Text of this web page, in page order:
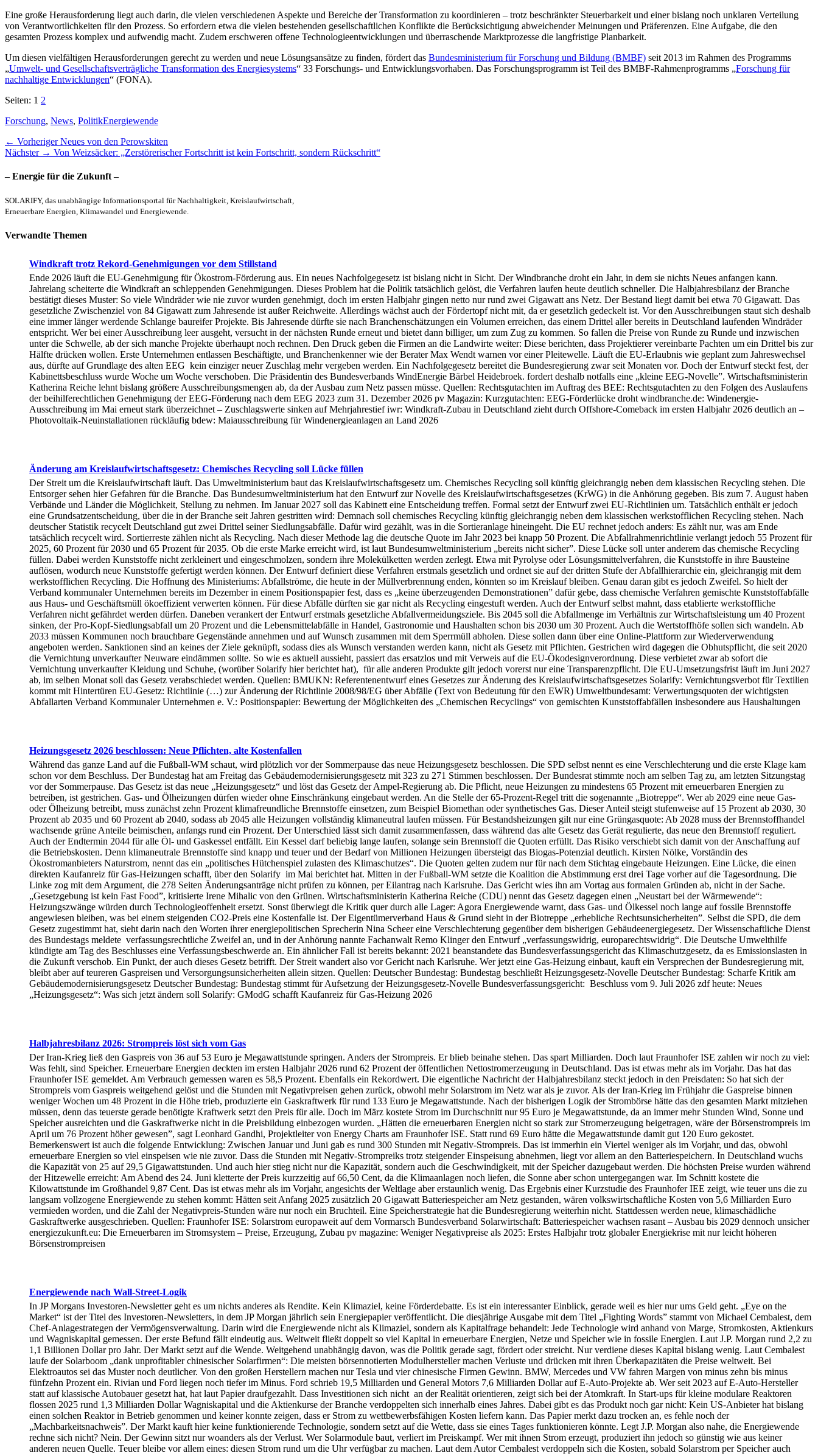
Eine große Herausforderung liegt auch darin, die vielen verschiedenen Aspekte und Bereiche der Transformation zu koordinieren – trotz beschränkter Steuerbarkeit und einer bislang noch unklaren Verteilung
von Verantwortlichkeiten für den Prozess. So erfordern etwa die vielen bestehenden gesellschaftlichen Konflikte die Berücksichtigung abweichender Meinungen und Präferenzen. Eine Aufgabe, die den
gesamten Prozess komplex und aufwendig macht. Zudem erschweren offene Technologieentwicklungen und überraschende Marktprozesse die langfristige Planbarkeit.
Um diesen vielfältigen Herausforderungen gerecht zu werden und neue Lösungsansätze zu finden, fördert das Bundesministerium für Forschung und Bildung (BMBF) seit 2013 im Rahmen des Programms
„Umwelt- und Gesellschaftsverträgliche Transformation des Energiesystems“ 33 Forschungs- und Entwicklungsvorhaben. Das Forschungsprogramm ist Teil des BMBF-Rahmenprogramms „Forschung für
nachhaltige Entwicklungen“ (FONA).
Seiten: 1 2
Kategorien
Forschung, News, PolitikSchlagworte
Energiewende
Beitragsnavigation
← Vorheriger Vorheriger
Beitrag:
Neues von den Perowskiten
Nächster → Nächster
Von Weizsäcker: „Zerstörerischer Fortschritt ist kein Fortschritt, sondern Rückschritt“
– Energie für die Zukunft –
SOLARIFY, das unabhängige Informationsportal für Nachhaltigkeit, Kreislaufwirtschaft,
Erneuerbare Energien, Klimawandel und Energiewende.
Verwandte Themen
Windkraft trotz Rekord-Genehmigungen vor dem Stillstand
Ende 2026 läuft die EU-Genehmigung für Ökostrom-Förderung aus. Ein neues Nachfolgegesetz ist bislang nicht in Sicht. Der Windbranche droht ein Jahr, in dem sie nichts Neues anfangen kann.
Jahrelang scheiterte die Windkraft an schleppenden Genehmigungen. Dieses Problem hat die Politik tatsächlich gelöst, die Verfahren laufen heute deutlich schneller. Die Halbjahresbilanz der Branche
bestätigt dieses Muster: So viele Windräder wie nie zuvor wurden genehmigt, doch im ersten Halbjahr gingen netto nur rund zwei Gigawatt ans Netz. Der Bestand liegt damit bei etwa 70 Gigawatt. Das
gesetzliche Zwischenziel von 84 Gigawatt zum Jahresende ist außer Reichweite. Allerdings wächst auch der Fördertopf nicht mit, da er gesetzlich gedeckelt ist. Vor den Ausschreibungen staut sich deshalb
eine immer länger werdende Schlange baureifer Projekte. Bis Jahresende dürfte sie nach Branchenschätzungen ein Volumen erreichen, das einem Drittel aller bereits in Deutschland laufenden Windräder
entspricht. Wer bei einer Ausschreibung leer ausgeht, versucht in der nächsten Runde erneut und bietet dann billiger, um zum Zug zu kommen. So fallen die Preise von Runde zu Runde und inzwischen
unter die Schwelle, ab der sich manche Projekte überhaupt noch rechnen. Den Druck geben die Firmen an die Landwirte weiter: Diese berichten, dass Projektierer vereinbarte Pachten um ein Drittel bis zur
Hälfte drücken wollen. Erste Unternehmen entlassen Beschäftigte, und Branchenkenner wie der Berater Max Wendt warnen vor einer Pleitewelle. Läuft die EU-Erlaubnis wie geplant zum Jahreswechsel
aus, dürfte auf Grundlage des alten EEG kein einziger neuer Zuschlag mehr vergeben werden. Ein Nachfolgegesetz bereitet die Bundesregierung zwar seit Monaten vor. Doch der Entwurf steckt fest, der
Kabinettsbeschluss wurde Woche um Woche verschoben. Die Präsidentin des Bundesverbands WindEnergie Bärbel Heidebroek. fordert deshalb notfalls eine „kleine EEG-Novelle”. Wirtschaftsministerin
Katherina Reiche lehnt bislang größere Ausschreibungsmengen ab, da der Ausbau zum Netz passen müsse. Quellen: Rechtsgutachten im Auftrag des BEE: Rechtsgutachten zu den Folgen des Auslaufens
der beihilferechtlichen Genehmigung der EEG-Förderung nach dem EEG 2023 zum 31. Dezember 2026 pv Magazin: Kurzgutachten: EEG-Förderlücke droht windbranche.de: Windenergie-
Ausschreibung im Mai erneut stark überzeichnet – Zuschlagswerte sinken auf Mehrjahrestief iwr: Windkraft-Zubau in Deutschland zieht durch Offshore-Comeback im ersten Halbjahr 2026 deutlich an –
Photovoltaik-Neuinstallationen rückläufig bdew: Maiausschreibung für Windenergieanlagen an Land 2026
Änderung am Kreislaufwirtschaftsgesetz: Chemisches Recycling soll Lücke füllen
Der Streit um die Kreislaufwirtschaft läuft. Das Umweltministerium baut das Kreislaufwirtschaftsgesetz um. Chemisches Recycling soll künftig gleichrangig neben dem klassischen Recycling stehen. Die
Entsorger sehen hier Gefahren für die Branche. Das Bundesumweltministerium hat den Entwurf zur Novelle des Kreislaufwirtschaftsgesetzes (KrWG) in die Anhörung gegeben. Bis zum 7. August haben
Verbände und Länder die Möglichkeit, Stellung zu nehmen. Im Januar 2027 soll das Kabinett eine Entscheidung treffen. Formal setzt der Entwurf zwei EU-Richtlinien um. Tatsächlich enthält er jedoch
eine Grundsatzentscheidung, über die in der Branche seit Jahren gestritten wird: Demnach soll chemisches Recycling künftig gleichrangig neben dem klassischen werkstofflichen Recycling stehen. Nach
deutscher Statistik recycelt Deutschland gut zwei Drittel seiner Siedlungsabfälle. Dafür wird gezählt, was in die Sortieranlage hineingeht. Die EU rechnet jedoch anders: Es zählt nur, was am Ende
tatsächlich recycelt wird. Sortierreste zählen nicht als Recycling. Nach dieser Methode lag die deutsche Quote im Jahr 2023 bei knapp 50 Prozent. Die Abfallrahmenrichtlinie verlangt jedoch 55 Prozent für
2025, 60 Prozent für 2030 und 65 Prozent für 2035. Ob die erste Marke erreicht wird, ist laut Bundesumweltministerium „bereits nicht sicher”. Diese Lücke soll unter anderem das chemische Recycling
füllen. Dabei werden Kunststoffe nicht zerkleinert und eingeschmolzen, sondern ihre Molekülketten werden zerlegt. Etwa mit Pyrolyse oder Lösungsmittelverfahren, die Kunststoffe in ihre Bausteine
auflösen, wodurch neue Kunststoffe gefertigt werden können. Der Entwurf definiert diese Verfahren erstmals gesetzlich und ordnet sie auf der dritten Stufe der Abfallhierarchie ein, gleichrangig mit dem
werkstofflichen Recycling. Die Hoffnung des Ministeriums: Abfallströme, die heute in der Müllverbrennung enden, könnten so im Kreislauf bleiben. Genau daran gibt es jedoch Zweifel. So hielt der
Verband kommunaler Unternehmen bereits im Dezember in einem Positionspapier fest, dass es „keine überzeugenden Demonstrationen” dafür gebe, dass chemische Verfahren gemischte Kunststoffabfälle
aus Haus- und Geschäftsmüll ökoeffizient verwerten können. Für diese Abfälle dürften sie gar nicht als Recycling eingestuft werden. Auch der Entwurf selbst mahnt, dass etablierte werkstoffliche
Verfahren nicht gefährdet werden dürfen. Daneben verankert der Entwurf erstmals gesetzliche Abfallvermeidungsziele. Bis 2045 soll die Abfallmenge im Verhältnis zur Wirtschaftsleistung um 40 Prozent
sinken, der Pro-Kopf-Siedlungsabfall um 20 Prozent und die Lebensmittelabfälle in Handel, Gastronomie und Haushalten schon bis 2030 um 30 Prozent. Auch die Wertstoffhöfe sollen sich wandeln. Ab
2033 müssen Kommunen noch brauchbare Gegenstände annehmen und auf Wunsch zusammen mit dem Sperrmüll abholen. Diese sollen dann über eine Online-Plattform zur Wiederverwendung
angeboten werden. Sanktionen sind an keines der Ziele geknüpft, sodass dies als Wunsch verstanden werden kann, nicht als Gesetz mit Pflichten. Gestrichen wird dagegen die Obhutspflicht, die seit 2020
die Vernichtung unverkaufter Neuware eindämmen sollte. So wie es aktuell aussieht, passiert das ersatzlos und mit Verweis auf die EU-Ökodesignverordnung. Diese verbietet zwar ab sofort die
Vernichtung unverkaufter Kleidung und Schuhe, (worüber Solarify hier berichtet hat), für alle anderen Produkte gilt jedoch vorerst nur eine Transparenzpflicht. Die EU-Umsetzungsfrist läuft im Juni 2027
ab, im selben Monat soll das Gesetz verabschiedet werden. Quellen: BMUKN: Referentenentwurf eines Gesetzes zur Änderung des Kreislaufwirtschaftsgesetzes Solarify: Vernichtungsverbot für Textilien
kommt mit Hintertüren EU-Gesetz: Richtlinie (…) zur Änderung der Richtlinie 2008/98/EG über Abfälle (Text von Bedeutung für den EWR) Umweltbundesamt: Verwertungsquoten der wichtigsten
Abfallarten Verband Kommunaler Unternehmen e. V.: Positionspapier: Bewertung der Möglichkeiten des „Chemischen Recyclings“ von gemischten Kunststoffabfällen insbesondere aus Haushaltungen
Heizungsgesetz 2026 beschlossen: Neue Pflichten, alte Kostenfallen
Während das ganze Land auf die Fußball-WM schaut, wird plötzlich vor der Sommerpause das neue Heizungsgesetz beschlossen. Die SPD selbst nennt es eine Verschlechterung und die erste Klage kam
schon vor dem Beschluss. Der Bundestag hat am Freitag das Gebäudemodernisierungsgesetz mit 323 zu 271 Stimmen beschlossen. Der Bundesrat stimmte noch am selben Tag zu, am letzten Sitzungstag
vor der Sommerpause. Das Gesetz ist das neue „Heizungsgesetz“ und löst das Gesetz der Ampel-Regierung ab. Die Pflicht, neue Heizungen zu mindestens 65 Prozent mit erneuerbaren Energien zu
betreiben, ist gestrichen. Gas- und Ölheizungen dürfen wieder ohne Einschränkung eingebaut werden. An die Stelle der 65-Prozent-Regel tritt die sogenannte „Biotreppe“. Wer ab 2029 eine neue Gas-
oder Ölheizung betreibt, muss zunächst zehn Prozent klimafreundliche Brennstoffe einsetzen, zum Beispiel Biomethan oder synthetisches Gas. Dieser Anteil steigt stufenweise auf 15 Prozent ab 2030, 30
Prozent ab 2035 und 60 Prozent ab 2040, sodass ab 2045 alle Heizungen vollständig klimaneutral laufen müssen. Für Bestandsheizungen gilt nur eine Grüngasquote: Ab 2028 muss der Brennstoffhandel
wachsende grüne Anteile beimischen, anfangs rund ein Prozent. Der Unterschied lässt sich damit zusammenfassen, dass während das alte Gesetz das Gerät regulierte, das neue den Brennstoff reguliert.
Auch der Endtermin 2044 für alle Öl- und Gaskessel entfällt. Ein Kessel darf beliebig lange laufen, solange sein Brennstoff die Quoten erfüllt. Das Risiko verschiebt sich damit von der Anschaffung auf
die Betriebskosten. Denn klimaneutrale Brennstoffe sind knapp und teuer und der Bedarf von Millionen Heizungen übersteigt das Biogas-Potenzial deutlich. Kirsten Nölke, Vorständin des
Ökostromanbieters Naturstrom, nennt das ein „politisches Hütchenspiel zulasten des Klimaschutzes“. Die Quoten gelten zudem nur für nach dem Stichtag eingebaute Heizungen. Eine Lücke, die einen
direkten Kaufanreiz für Gas-Heizungen schafft, über den Solarify im Mai berichtet hat. Mitten in der Fußball-WM setzte die Koalition die Abstimmung erst drei Tage vorher auf die Tagesordnung. Die
Linke zog mit dem Argument, die 278 Seiten Änderungsanträge nicht prüfen zu können, per Eilantrag nach Karlsruhe. Das Gericht wies ihn am Vortag aus formalen Gründen ab, nicht in der Sache.
„Gesetzgebung ist kein Fast Food”, kritisierte Irene Mihalic von den Grünen. Wirtschaftsministerin Katherina Reiche (CDU) nennt das Gesetz dagegen einen „Neustart bei der Wärmewende“:
Heizungszwänge würden durch Technologieoffenheit ersetzt. Sonst überwiegt die Kritik quer durch alle Lager: Agora Energiewende warnt, dass Gas- und Ölkessel noch lange auf fossile Brennstoffe
angewiesen bleiben, was bei einem steigenden CO2-Preis eine Kostenfalle ist. Der Eigentümerverband Haus & Grund sieht in der Biotreppe „erhebliche Rechtsunsicherheiten”. Selbst die SPD, die dem
Gesetz zugestimmt hat, sieht darin nach den Worten ihrer energiepolitischen Sprecherin Nina Scheer eine Verschlechterung gegenüber dem bisherigen Gebäudeenergiegesetz. Der Wissenschaftliche Dienst
des Bundestags meldete verfassungsrechtliche Zweifel an, und in der Anhörung nannte Fachanwalt Remo Klinger den Entwurf „verfassungswidrig, europarechtswidrig“. Die Deutsche Umwelthilfe
kündigte am Tag des Beschlusses eine Verfassungsbeschwerde an. Ein ähnlicher Fall ist bereits bekannt: 2021 beanstandete das Bundesverfassungsgericht das Klimaschutzgesetz, da es Emissionslasten in
die Zukunft verschob. Ein Punkt, der auch dieses Gesetz betrifft. Der Streit wandert also vor Gericht nach Karlsruhe. Wer jetzt eine Gas-Heizung einbaut, kauft ein Versprechen der Bundesregierung mit,
bleibt aber auf teureren Gaspreisen und Versorgungsunsicherheiten allein sitzen. Quellen: Deutscher Bundestag: Bundestag beschließt Heizungsgesetz-Novelle Deutscher Bundestag: Scharfe Kritik am
Gebäudemodernisierungsgesetz Deutscher Bundestag: Bundestag stimmt für Aufsetzung der Heizungsgesetz-Novelle Bundesverfassungsgericht: Beschluss vom 9. Juli 2026 zdf heute: Neues
„Heizungsgesetz“: Was sich jetzt ändern soll Solarify: GModG schafft Kaufanreiz für Gas-Heizung 2026
Halbjahresbilanz 2026: Strompreis löst sich vom Gas
Der Iran-Krieg ließ den Gaspreis von 36 auf 53 Euro je Megawattstunde springen. Anders der Strompreis. Er blieb beinahe stehen. Das spart Milliarden. Doch laut Fraunhofer ISE zahlen wir noch zu viel:
Was fehlt, sind Speicher. Erneuerbare Energien deckten im ersten Halbjahr 2026 rund 62 Prozent der öffentlichen Nettostromerzeugung in Deutschland. Das ist etwas mehr als im Vorjahr. Das hat das
Fraunhofer ISE gemeldet. Am Verbrauch gemessen waren es 58,5 Prozent. Ebenfalls ein Rekordwert. Die eigentliche Nachricht der Halbjahresbilanz steckt jedoch in den Preisdaten: So hat sich der
Strompreis vom Gaspreis weitgehend gelöst und die Stunden mit Negativpreisen gehen zurück, obwohl mehr Solarstrom im Netz war als je zuvor. Als der Iran-Krieg im Frühjahr die Gaspreise binnen
weniger Wochen um 48 Prozent in die Höhe trieb, produzierte ein Gaskraftwerk für rund 133 Euro je Megawattstunde. Nach der bisherigen Logik der Strombörse hätte das den gesamten Markt mitziehen
müssen, denn das teuerste gerade benötigte Kraftwerk setzt den Preis für alle. Doch im März kostete Strom im Durchschnitt nur 95 Euro je Megawattstunde, da an immer mehr Stunden Wind, Sonne und
Speicher ausreichten und die Gaskraftwerke nicht in die Preisbildung einbezogen wurden. „Hätten die erneuerbaren Energien nicht so stark zur Stromerzeugung beigetragen, wäre der Börsenstrompreis im
April um 76 Prozent höher gewesen”, sagt Leonhard Gandhi, Projektleiter von Energy Charts am Fraunhofer ISE. Statt rund 69 Euro hätte die Megawattstunde damit gut 120 Euro gekostet.
Bemerkenswert ist auch die folgende Entwicklung: Zwischen Januar und Juni gab es rund 300 Stunden mit Negativ-Strompreis. Das ist immerhin ein Viertel weniger als im Vorjahr, und das, obwohl
erneuerbare Energien so viel einspeisen wie nie zuvor. Dass die Stunden mit Negativ-Strompreiks trotz steigender Einspeisung abnehmen, liegt vor allem an den Batteriespeichern. In Deutschland wuchs
die Kapazität von 25 auf 29,5 Gigawattstunden. Und auch hier stieg nicht nur die Kapazität, sondern auch die Geschwindigkeit, mit der Speicher dazugebaut werden. Die höchsten Preise wurden während
der Hitzewelle erreicht: Am Abend des 24. Juni kletterte der Preis kurzzeitig auf 66,50 Cent, da die Klimaanlagen noch liefen, die Sonne aber schon untergegangen war. Im Schnitt kostete die
Kilowattstunde im Großhandel 9,87 Cent. Das ist etwas mehr als im Vorjahr, angesichts der Weltlage aber erstaunlich wenig. Das Ergebnis einer Kurzstudie des Fraunhofer IEE zeigt, wie teuer uns die zu
langsam vollzogene Energiewende zu stehen kommt: Hätten seit Anfang 2025 zusätzlich 20 Gigawatt Batteriespeicher am Netz gestanden, wären volkswirtschaftliche Kosten von 5,6 Milliarden Euro
vermieden worden, und die Zahl der Negativpreis-Stunden wäre nur noch ein Bruchteil. Eine Speicherstrategie hat die Bundesregierung weiterhin nicht. Stattdessen werden neue, klimaschädliche
Gaskraftwerke ausgeschrieben. Quellen: Fraunhofer ISE: Solarstrom europaweit auf dem Vormarsch Bundesverband Solarwirtschaft: Batteriespeicher wachsen rasant – Ausbau bis 2029 dennoch unsicher
energiezukunft.eu: Die Erneuerbaren im Stromsystem – Preise, Erzeugung, Zubau pv magazine: Weniger Negativpreise als 2025: Erstes Halbjahr trotz globaler Energiekrise mit nur leicht höheren
Börsenstrompreisen
Energiewende nach Wall-Street-Logik
In JP Morgans Investoren-Newsletter geht es um nichts anderes als Rendite. Kein Klimaziel, keine Förderdebatte. Es ist ein interessanter Einblick, gerade weil es hier nur ums Geld geht. „Eye on the
Market“ ist der Titel des Investoren-Newsletters, in dem JP Morgan jährlich sein Energiepapier veröffentlicht. Die diesjährige Ausgabe mit dem Titel „Fighting Words” stammt von Michael Cembalest, dem
Chef-Anlagestrategen der Vermögensverwaltung. Darin wird die Energiewende nicht als Klimaziel, sondern als Kapitalfrage behandelt: Jede Technologie wird anhand von Marge, Stromkosten, Aktienkurs
und Wagniskapital gemessen. Der erste Befund fällt eindeutig aus. Weltweit fließt doppelt so viel Kapital in erneuerbare Energien, Netze und Speicher wie in fossile Energien. Laut J.P. Morgan rund 2,2 zu
1,1 Billionen Dollar pro Jahr. Der Markt setzt auf die Wende. Weitgehend unabhängig davon, was die Politik gerade sagt, fördert oder streicht. Nur verdiene dieses Kapital bislang wenig. Laut Cembalest
laufe der Solarboom „dank unprofitabler chinesischer Solarfirmen“: Die meisten börsennotierten Modulhersteller machen Verluste und drücken mit ihren Überkapazitäten die Preise weltweit. Bei
Elektroautos sei das Muster noch deutlicher. Von den großen Herstellern machen nur Tesla und vier chinesische Firmen Gewinn. BMW, Mercedes und VW fahren Margen von minus zehn bis minus
fünfzehn Prozent ein. Rivian und Ford liegen noch tiefer im Minus. Ford schrieb 19,5 Milliarden und General Motors 7,6 Milliarden Dollar auf E-Auto-Projekte ab. Wer seit 2023 auf E-Auto-Hersteller
statt auf klassische Autobauer gesetzt hat, hat laut Papier draufgezahlt. Dass Investitionen sich nicht an der Realität orientieren, zeigt sich bei der Atomkraft. In Start-ups für kleine modulare Reaktoren
flossen 2025 rund 1,3 Milliarden Dollar Wagniskapital und die Aktienkurse der Branche verdoppelten sich innerhalb eines Jahres. Dabei gibt es das Produkt noch gar nicht: Kein US-Anbieter hat bislang
einen solchen Reaktor in Betrieb genommen und keiner konnte zeigen, dass er Strom zu wettbewerbsfähigen Kosten liefern kann. Das Papier merkt dazu trocken an, es fehle noch der
„Machbarkeitsnachweis”. Der Markt kauft hier keine funktionierende Technologie, sondern setzt auf die Wette, dass sie eines Tages funktionieren könnte. Legt J.P. Morgan also nahe, die Energiewende
rechne sich nicht? Nein. Der Gewinn sitzt nur woanders als der Verlust. Wer Solarmodule baut, verliert im Preiskampf. Wer mit ihnen Strom erzeugt, produziert ihn jedoch so günstig wie aus keiner
anderen neuen Quelle. Teuer bleibe vor allem eines: diesen Strom rund um die Uhr verfügbar zu machen. Laut dem Autor Cembalest verdoppeln sich die Kosten, sobald Solarstrom per Speicher auch